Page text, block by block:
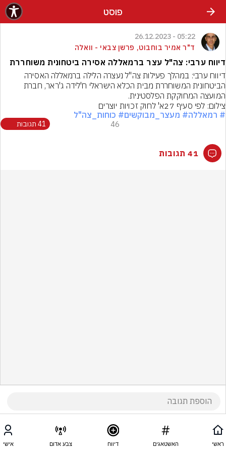
פוסט
05:22 - 26.12.2023
ד"ר אמיר בוחבוט, פרשן צבאי - וואלה
דיווח ערבי: צה"ל עצר ברמאללה אסירה ביטחונית משוחררת
המועצה המחוקקת הפלסטינית.
צילום: לפי סעיף 27א' לחוק זכויות יוצרים
# רמאללה# מעצר_מבוקשים# כוחות_צה"ל
46 41 תגובות
41 תגובות
ראשי האשטאגים דיווח צבע אדום אישי